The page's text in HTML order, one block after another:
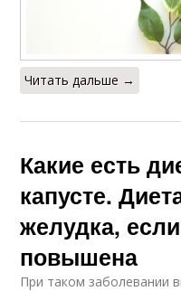
Читать дальше →
Какие есть
капусте.
желудка,
повышена
При таком заболевании